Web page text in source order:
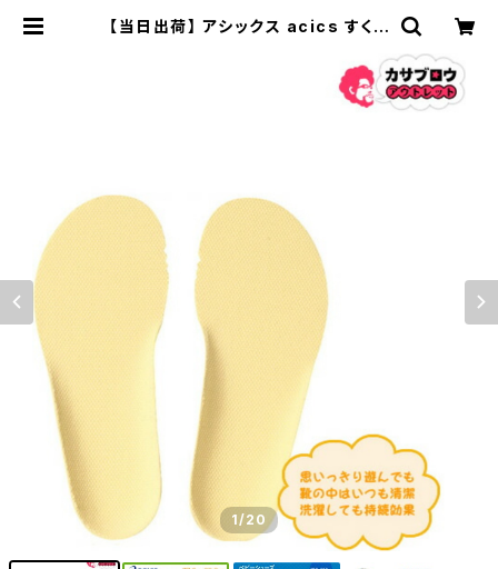
【当日出荷】 アシックス acics すくす
ンナーソール WMーMINI TUZ102
子供 おすすめ プレゼント こどもの日
| 長靴・サンダルのカサブロウ
1/20